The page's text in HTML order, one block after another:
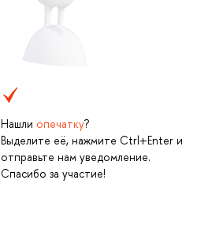
Нашли опечатку?
Выделите её, нажмите Ctrl+Enter и
отправьте нам уведомление.
Спасибо за участие!